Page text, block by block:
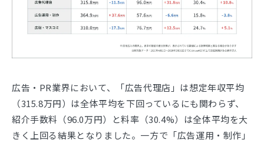
広告・PR業界において、「広告代理店」は想定年収平均
（315.8万円）は全体平均を下回っているにも関わらず、
紹介手数料（96.0万円）と料率（30.4%）は全体平均を大
きく上回る結果となりました。一方で「広告運用・制作」